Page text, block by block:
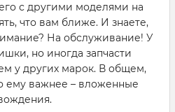
с другими моделями на
что вам ближе. И знаете,
На обслуживание! У
но иногда запчасти
у других марок. В общем,
ему важнее – вложенные